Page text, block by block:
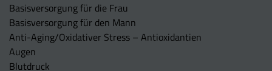
Basisversorgung für die Frau
Basisversorgung für den Mann
Anti-Aging/Oxidativer Stress – Antioxidantien
Augen
Blutdruck